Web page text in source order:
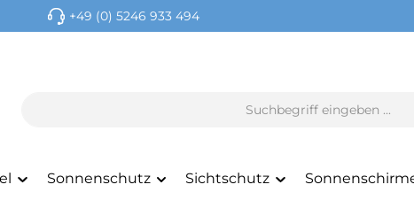
+49 (0) 5246 933 494
Sonnenschutz Sichtschutz